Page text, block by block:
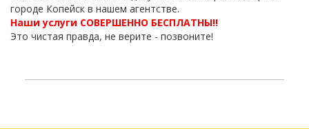
городе Копейск в нашем агентстве.
Наши услуги СОВЕРШЕННО БЕСПЛАТНЫ!!
Это чистая правда, не верите - позвоните!